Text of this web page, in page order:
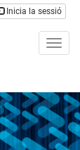
Inicia la sessió